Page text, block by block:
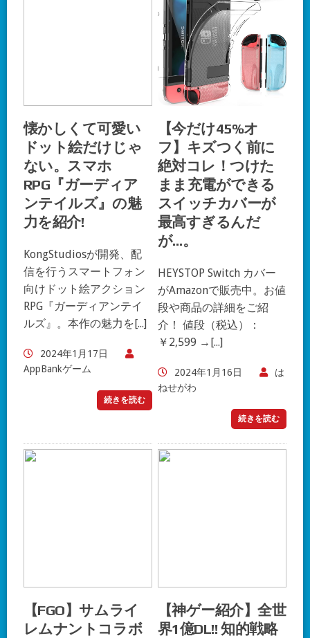
懐かしくて可愛い
ドット絵だけじゃ
ない。スマホ
RPG『ガーディア
ンテイルズ』の魅
力を紹介!
KongStudiosが開発、配
信を行うスマートフォン
向けドット絵アクション
RPG『ガーディアンテイ
ルズ』。本作の魅力を[...]
2024年1月17日
AppBankゲーム
続きを読む
【今だけ45%オ
フ】キズつく前に
絶対コレ！つけた
まま充電ができる
スイッチカバーが
最高すぎるんだ
が…。
HEYSTOP Switch カバー
がAmazonで販売中。お値
段や商品の詳細をご紹
介！ 値段（税込）：
￥2,599 →[...]
2024年1月16日
は
ねせがわ
続きを読む
【FGO】サムライ
レムナントコラボ
【神ゲー紹介】全世
界1億DL!! 知的戦略